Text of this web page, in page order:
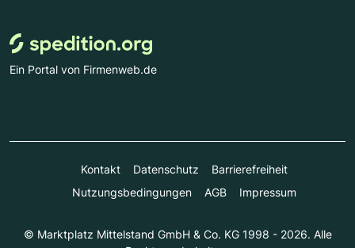
Ein Portal von Firmenweb.de
Kontakt Datenschutz
Barrierefreiheit
Nutzungsbedingungen
AGB Impressum
© Marktplatz Mittelstand GmbH & Co. KG 1998 - 2026. Alle